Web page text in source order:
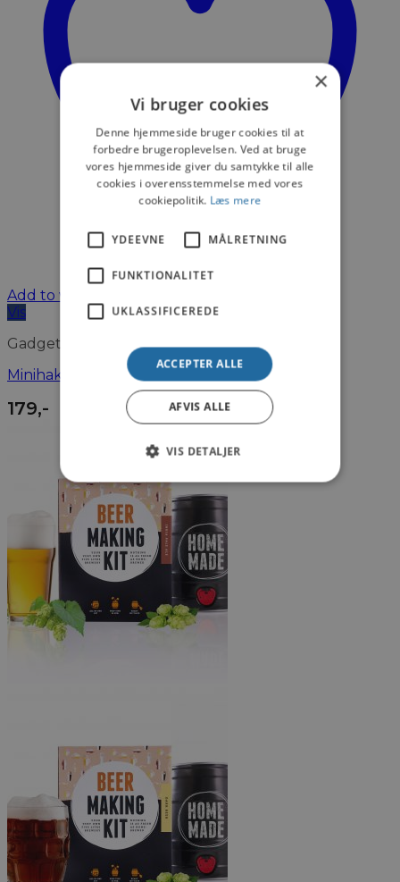
Add to wishlist
Vis
Gadgets
Minihakker Genopladelig
179,-
×
Vi bruger cookies
Denne hjemmeside bruger cookies til at
forbedre brugeroplevelsen. Ved at bruge
vores hjemmeside giver du samtykke til alle
cookies i overensstemmelse med vores
cookiepolitik. Læs mere
YDEEVNE MÅLRETNING
FUNKTIONALITET
UKLASSIFICEREDE
ACCEPTER ALLE
AFVIS ALLE
VIS DETALJER